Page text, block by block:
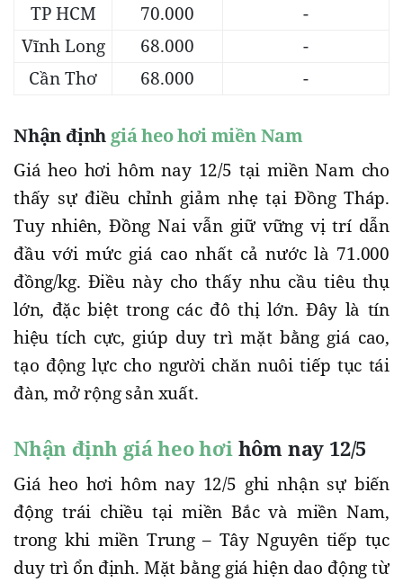
TP HCM
70.000
-
Vĩnh Long
68.000
-
Cần Thơ
68.000 -
Nhận định giá heo hơi miền Nam
Giá heo hơi hôm nay 12/5 tại miền Nam cho
thấy sự điều chỉnh giảm nhẹ tại Đồng Tháp.
Tuy nhiên, Đồng Nai vẫn giữ vững vị trí dẫn
đầu với mức giá cao nhất cả nước là 71.000
đồng/kg. Điều này cho thấy nhu cầu tiêu thụ
lớn, đặc biệt trong các đô thị lớn. Đây là tín
hiệu tích cực, giúp duy trì mặt bằng giá cao,
tạo động lực cho người chăn nuôi tiếp tục tái
đàn, mở rộng sản xuất.
Nhận định giá heo hơi hôm nay 12/5
Giá heo hơi hôm nay 12/5 ghi nhận sự biến
động trái chiều tại miền Bắc và miền Nam,
trong khi miền Trung – Tây Nguyên tiếp tục
duy trì ổn định. Mặt bằng giá hiện dao động từ